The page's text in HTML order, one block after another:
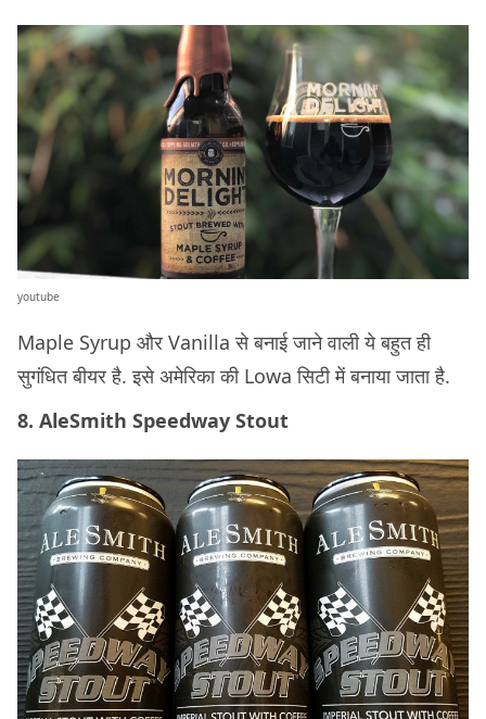
youtube
Maple Syrup और Vanilla से बनाई जाने वाली ये बहुत ही
सुगंधित बीयर है. इसे अमेरिका की Lowa सिटी में बनाया जाता है.
8. AleSmith Speedway Stout